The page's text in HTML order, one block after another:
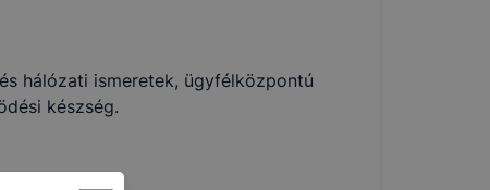
hálózati ismeretek, ügyfélközpontú
készség.